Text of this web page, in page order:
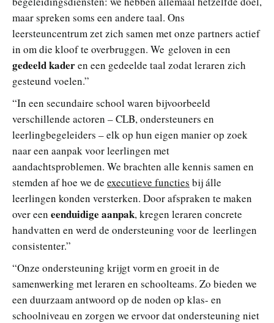
maar spreken soms een andere taal. Ons
leersteuncentrum zet zich samen met onze partners actief
in om die kloof te overbruggen. We geloven in een
gedeeld kaderen een gedeelde taal zodat leraren zich
gesteund voelen.”
“In een secundaire school waren bijvoorbeeld
verschillende actoren – CLB, ondersteuners en
leerlingbegeleiders – elk op hun eigen manier op zoek
naar een aanpak voor leerlingen met
aandachtsproblemen. We brachten alle kennis samen en
stemden af hoe we de executieve functies bij álle
leerlingen konden versterken. Door afspraken te maken
over een eenduidige aanpak, kregen leraren concrete
handvatten en werd de ondersteuning voor de leerlingen
consistenter.”
“Onze ondersteuning krijgt vorm en groeit in de
samenwerking met leraren en schoolteams. Zo bieden we
een duurzaam antwoord op de noden op klas- en
schoolniveau en zorgen we ervoor dat ondersteuning niet